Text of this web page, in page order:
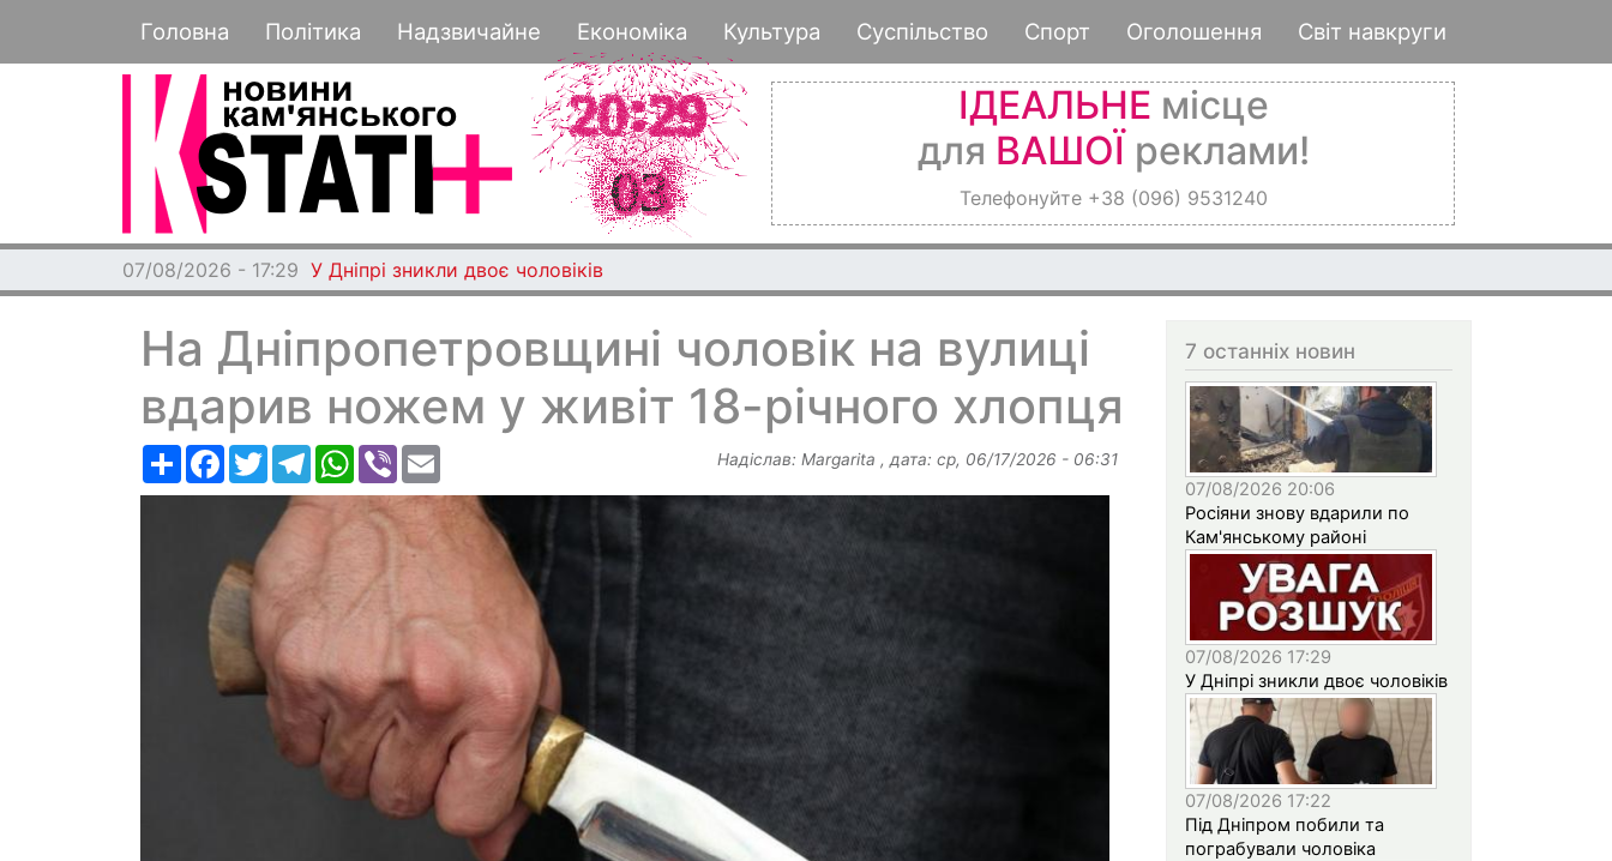
до
основного
Основная навигация
Головна Політика Надзвичайне Економіка Культура Суспільство Спорт Оголошення Світ навкруги
ІДЕАЛЬНЕ місце
для ВАШОЇ реклами!
Телефонуйте +38 (096) 9531240
07/08/2026 - 17:29 У Дніпрі зникли двоє чоловіків
На Дніпропетровщині чоловік на вулиці
вдарив ножем у живіт 18-річного хлопця
РесурсFacebook
TwitterTelegramWhatsApp
Viber Надіслав: Margarita , дата: ср, 06/17/2026 - 06:31
7 останніх новин
07/08/2026 20:06
Росіяни знову вдарили по
Кам'янському районі
07/08/2026 17:29
У Дніпрі зникли двоє чоловіків
07/08/2026 17:22
Під Дніпром побили та
пограбували чоловіка